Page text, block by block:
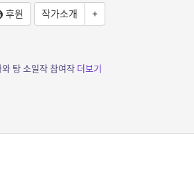
후원 작가소개 +
탕 소일작 참여작 더보기